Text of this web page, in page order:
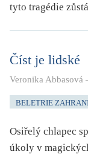
tyto tragédie
Číst je lidské
Veronika Abbasová
BELETRIE
Osiřelý chlapec
úkoly v